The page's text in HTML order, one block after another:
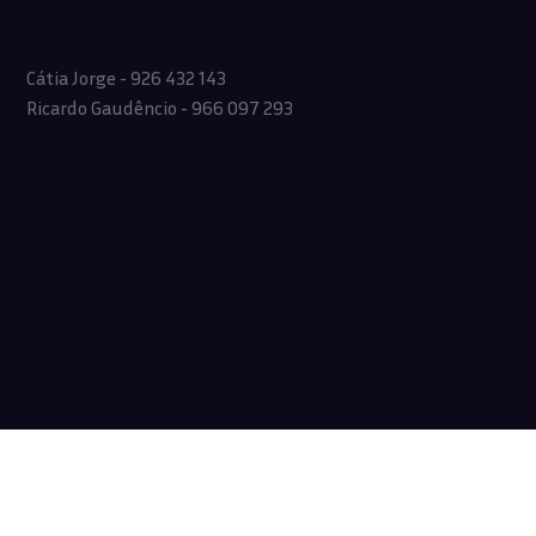
Cátia Jorge - 926 432 143
Ricardo Gaudêncio - 966 097 293